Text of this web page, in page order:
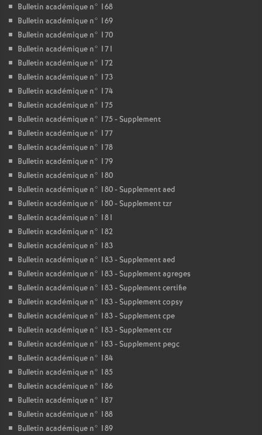
Bulletin académique n° 168
Bulletin académique n° 169
Bulletin académique n° 170
Bulletin académique n° 171
Bulletin académique n° 172
Bulletin académique n° 173
Bulletin académique n° 174
Bulletin académique n° 175
Bulletin académique n° 175 - Supplement
Bulletin académique n° 177
Bulletin académique n° 178
Bulletin académique n° 179
Bulletin académique n° 180
Bulletin académique n° 180 - Supplement aed
Bulletin académique n° 180 - Supplement tzr
Bulletin académique n° 181
Bulletin académique n° 182
Bulletin académique n° 183
Bulletin académique n° 183 - Supplement aed
Bulletin académique n° 183 - Supplement agreges
Bulletin académique n° 183 - Supplement certifie
Bulletin académique n° 183 - Supplement copsy
Bulletin académique n° 183 - Supplement cpe
Bulletin académique n° 183 - Supplement ctr
Bulletin académique n° 183 - Supplement pegc
Bulletin académique n° 184
Bulletin académique n° 185
Bulletin académique n° 186
Bulletin académique n° 187
Bulletin académique n° 188
Bulletin académique n° 189